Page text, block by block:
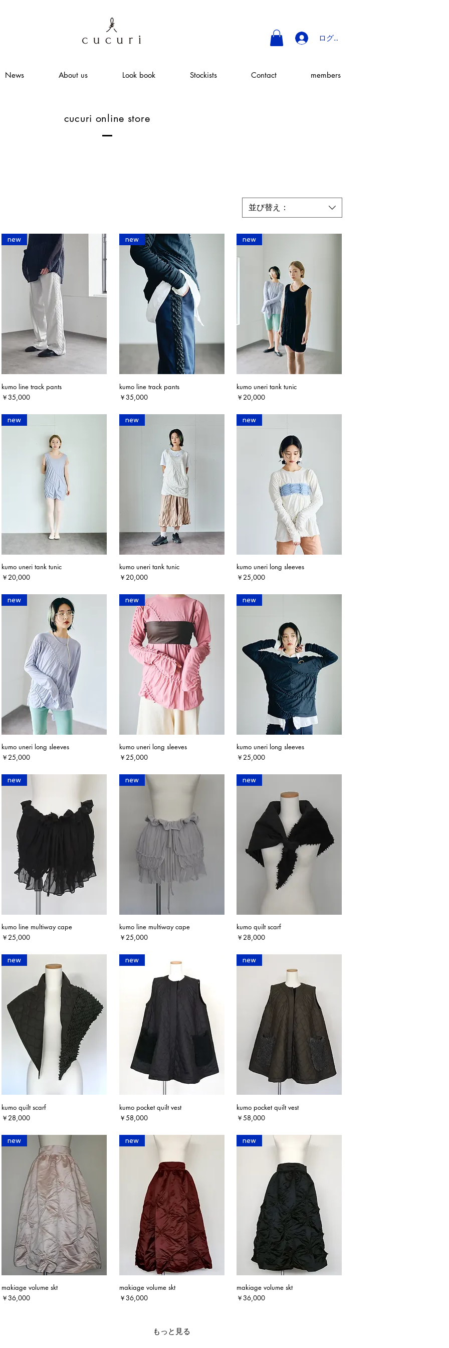
ログイン
News About us Look book Stockists Contact members
cucuri online store
並び替え：
クイックビュー
new
kumo line track pants
価格
￥35,000
クイックビュー
new
kumo line track pants
価格
￥35,000
クイックビュー
new
kumo uneri tank tunic
価格
￥20,000
クイックビュー
new
kumo uneri tank tunic
価格
￥20,000
クイックビュー
new
kumo uneri tank tunic
価格
￥20,000
クイックビュー
new
kumo uneri long sleeves
価格
￥25,000
クイックビュー
new
kumo uneri long sleeves
価格
￥25,000
クイックビュー
new
kumo uneri long sleeves
価格
￥25,000
クイックビュー
new
kumo uneri long sleeves
価格
￥25,000
クイックビュー
new
kumo line multiway cape
価格
￥25,000
クイックビュー
new
kumo line multiway cape
価格
￥25,000
クイックビュー
new
kumo quilt scarf
価格
￥28,000
クイックビュー
new
kumo quilt scarf
価格
￥28,000
クイックビュー
new
kumo pocket quilt vest
価格
￥58,000
クイックビュー
new
kumo pocket quilt vest
価格
￥58,000
クイックビュー
new
makiage volume skt
価格
￥36,000
クイックビュー
new
makiage volume skt
価格
￥36,000
クイックビュー
new
makiage volume skt
価格
￥36,000
もっと見る